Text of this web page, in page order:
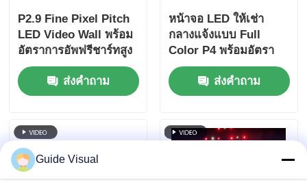
P2.9 Fine Pixel Pitch
LED Video Wall พร้อม
อัตราการอัพฟรีชาร์ทสูง
7680Hz และการรองรับ
พลังงานและสัญญาณ
แบบสองแบบสําหรับ
ส่งคำถาม
หน้าจอ LED ให้เช่า
กลางแจ้งแบบ Full
Color P4 พร้อมอัตรา
การรีเฟรช 7680Hz และ
กันน้ำ IP65 สำหรับ
จอแสดงผล HD Video
ส่งคำถาม
Guide Visual